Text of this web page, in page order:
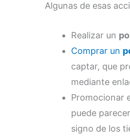
Algunas de esas
Realizar un
Comprar un
captar, que
mediante
Promocionar
puede
signo de los